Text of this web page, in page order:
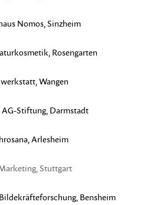
Nomos, Sinzheim
Rosengarten
Wangen
AG-Stiftung, Darmstadt
Arlesheim
Stuttgart
Bensheim